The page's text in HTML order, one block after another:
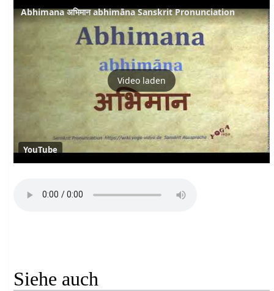
Abhimana अभिमान abhimāna Sanskrit Pronunciation
Video laden
YouTube
Siehe auch